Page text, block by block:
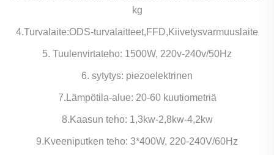
kg
4.Turvalaite:ODS-turvalaitteet,FFD,Kiivetysvarmuuslaite
5. Tuulenvirtateho: 1500W, 220v-240v/50Hz
6. sytytys: piezoelektrinen
7.Lämpötila-alue: 20-60 kuutiometriä
8.Kaasun teho: 1,3kw-2,8kw-4,2kw
9.Kveeniputken teho: 3*400W, 220-240V/60Hz